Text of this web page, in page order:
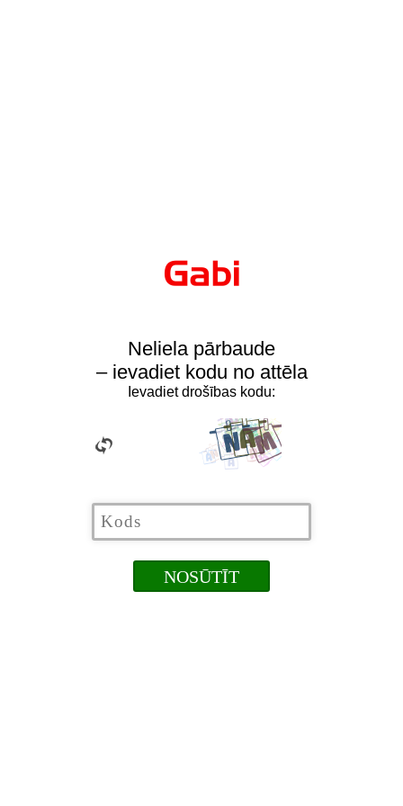
Neliela pārbaude
– ievadiet kodu no attēla
Ievadiet drošības kodu: